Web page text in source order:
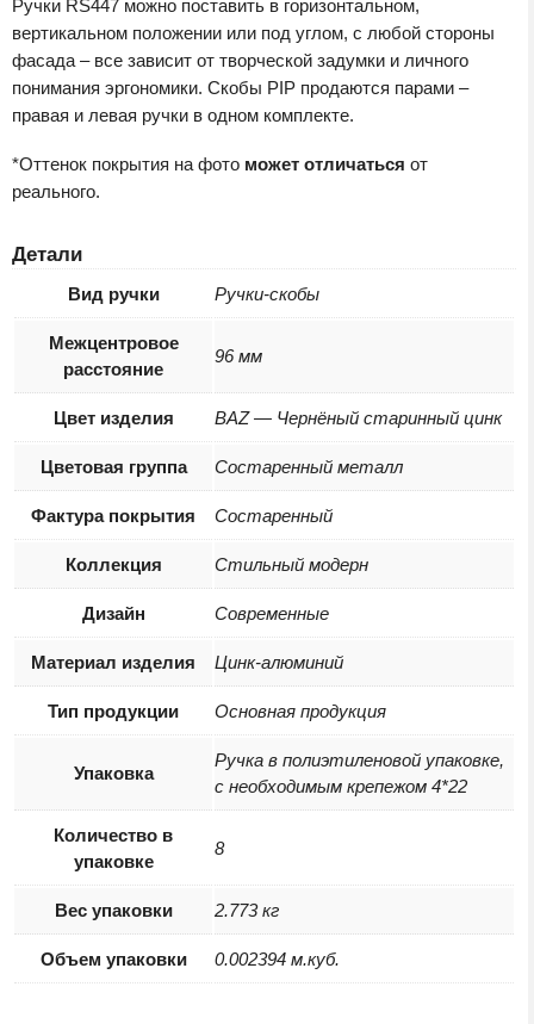
Ручки RS447 можно поставить в горизонтальном,
вертикальном положении или под углом, с любой стороны
фасада – все зависит от творческой задумки и личного
понимания эргономики. Скобы PIP продаются парами –
правая и левая ручки в одном комплекте.
*Оттенок покрытия на фото может отличаться от
реального.
Детали
Вид ручки Ручки-скобы
Межцентровое
расстояние
96 мм
Цвет изделия BAZ — Чернёный старинный цинк
Цветовая группа Состаренный металл
Фактура покрытия Состаренный
Коллекция Стильный модерн
Дизайн Современные
Материал изделия Цинк-алюминий
Тип продукции Основная продукция
Упаковка
Ручка в полиэтиленовой упаковке,
с необходимым крепежом 4*22
Количество в
упаковке
8
Вес упаковки 2.773 кг
Объем упаковки 0.002394 м.куб.